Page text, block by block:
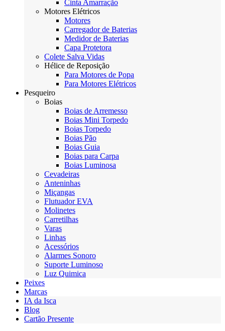
Cinta Amarração
Motores Elétricos
Motores
Carregador de Baterias
Medidor de Baterias
Capa Protetora
Colete Salva Vidas
Hélice de Reposição
Para Motores de Popa
Para Motores Elétricos
Pesqueiro
Boias
Boias de Arremesso
Boias Mini Torpedo
Boias Torpedo
Boias Pão
Boias Guia
Boias para Carpa
Boias Luminosa
Cevadeiras
Anteninhas
Miçangas
Flutuador EVA
Molinetes
Carretilhas
Varas
Linhas
Acessórios
Alarmes Sonoro
Suporte Luminoso
Luz Quimica
Peixes
Marcas
IA da Isca
Blog
Cartão Presente